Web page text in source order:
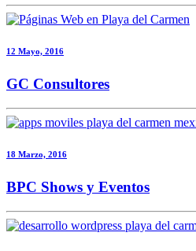
12 Mayo, 2016
GC Consultores
18 Marzo, 2016
BPC Shows y Eventos